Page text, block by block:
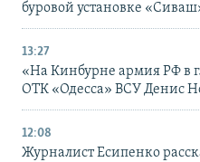
буровой установке
13:27
«На Кинбурне армия РФ в
ОТК «Одесса» ВСУ Денис
12:08
Журналист Есипенко